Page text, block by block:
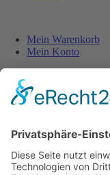
Mein Warenkorb
Mein Konto
Wein Exposé